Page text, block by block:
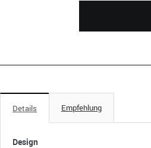
Details Empfehlung
Design